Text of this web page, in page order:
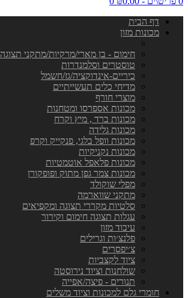
דף הבית
מכונות מזון
חימום - בן מארי/מרקיות/מתקני תצוגה
טוסטרים וסלמנדרות
כיריים-אינדוקציה/גז/חשמל
מדיחי כלים תעשייתיים
מוצרי חורף
מכונות אספרסו ומטחנות
מכונות ברד , מיץ וקרח
מכונות גלידה
מכונות וופל בלגי, פנקייק וקרפ
מכונות נקניקיות
מכונות פלאפל אוטמטיות
מכונות צמר גפן מתוק ופופקורן
מפלי שוקולד
מתקני שווארמה
סלטיות מקררי תצוגה ומקפיאים
עגלות תצוגה חימום וקירור
עיבוד מזון
פלנצ׳ות וגרילים
צ׳יפסרים
ציוד לקצביות
שולחנות וציוד נירוסטה
תנורים - פיצה/אפייה
חומרי גלם למכונות וציוד משלים